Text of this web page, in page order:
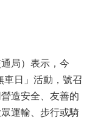
局）表示，今
車日」活動，號召
造安全、友善的
運輸、步行或騎